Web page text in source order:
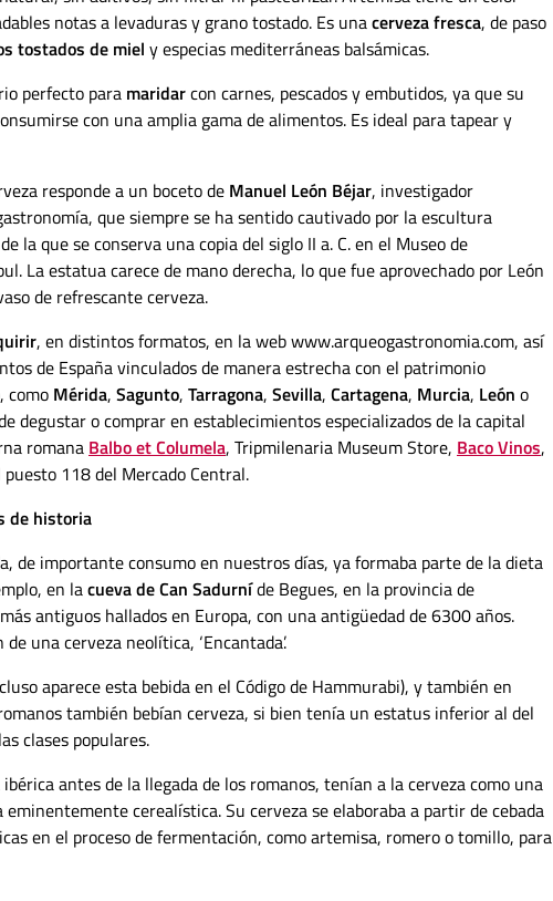
notas a levaduras y grano tostado. Es unacerveza fresca, de paso
tostados de miel y especias mediterráneas balsámicas.
perfecto para maridarcon carnes, pescados y embutidos, ya que su
con una amplia gama de alimentos. Es ideal para tapear y
responde a un boceto de Manuel León Béjar, investigador
que siempre se ha sentido cautivado por la escultura
la que se conserva una copia del siglo II a. C. en el Museo de
La estatua carece de mano derecha, lo que fue aprovechado por León
de refrescante cerveza.
, en distintos formatos, en la web www.arqueogastronomia.com, así
de España vinculados de manera estrecha con el patrimonio
como Mérida, Sagunto, Tarragona, Sevilla, Cartagena, Murcia, León o
degustar o comprar en establecimientos especializados de la capital
romana Balbo et Columela, Tripmilenaria Museum Store, Baco Vinos,
puesto 118 del Mercado Central.
de historia
de importante consumo en nuestros días, ya formaba parte de la dieta
en lacueva de Can Sadurníde Begues, en la provincia de
antiguos hallados en Europa, con una antigüedad de 6300 años.
una cerveza neolítica, ‘Encantada’.
aparece esta bebida en el Código de Hammurabi), y también en
también bebían cerveza, si bien tenía un estatus inferior al del
clases populares.
antes de la llegada de los romanos, tenían a la cerveza como una
cerealística. Su cerveza se elaboraba a partir de cebada
en el proceso de fermentación, como artemisa, romero o tomillo, para